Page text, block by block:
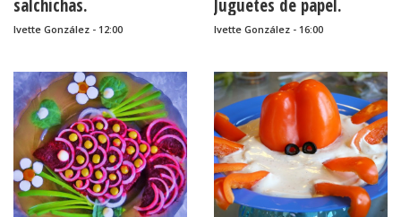
salchichas.
Ivette González - 12:00
Juguetes de papel.
Ivette González - 16:00